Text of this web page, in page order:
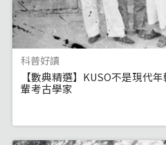
科普好讀
【數典精選】KUSO不是現代
輩考古學家